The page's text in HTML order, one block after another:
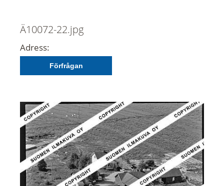
Ä10072-22.jpg
Adress:
Förfrågan